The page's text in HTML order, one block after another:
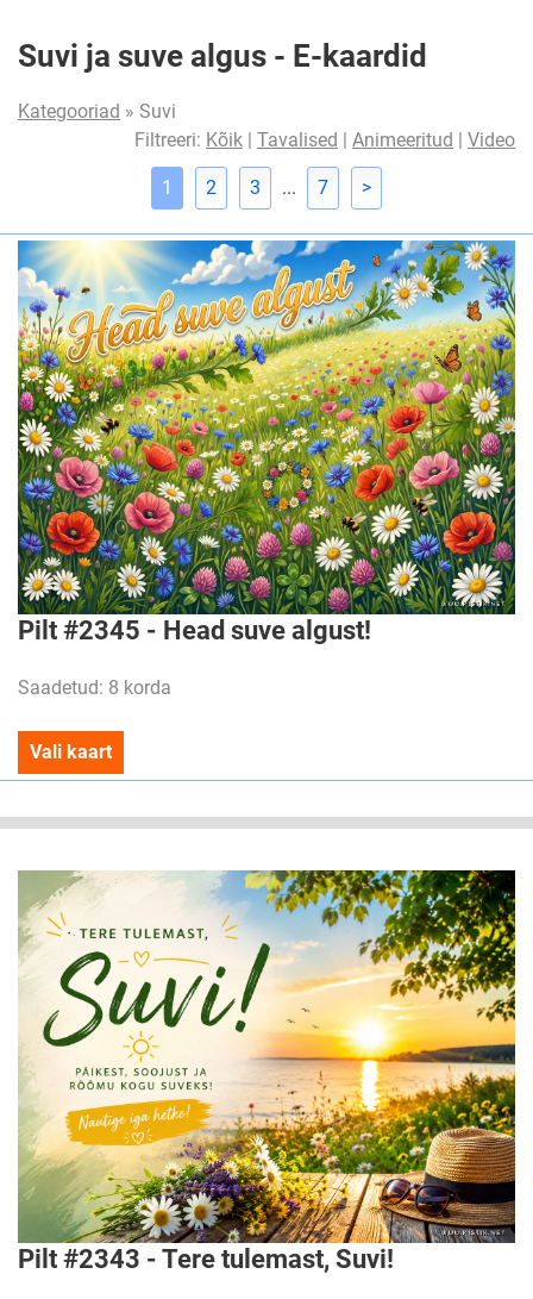
Suvi ja suve algus - E-kaardid
Kategooriad » Suvi
Filtreeri: Kõik | Tavalised | Animeeritud | Video
1 2 3 ... 7 >
Pilt #2345 - Head suve algust!
Saadetud: 8 korda
Vali kaart
Pilt #2343 - Tere tulemast, Suvi!